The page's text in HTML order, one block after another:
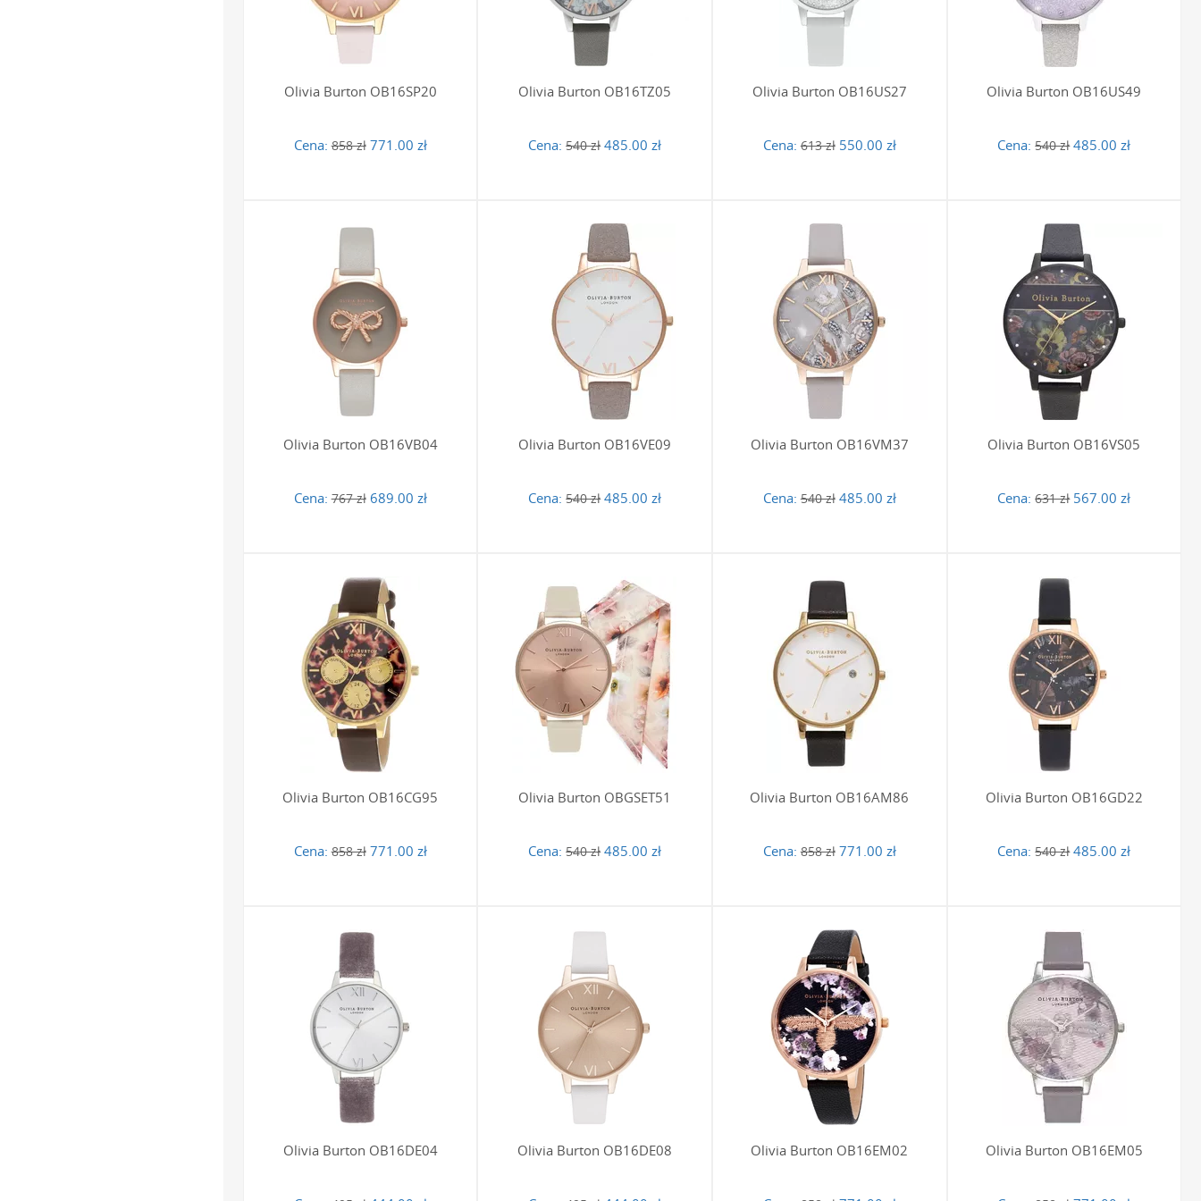
Tak, paski wykonywane są z wysokogatunkowej skóry naturalnej, która przy odpowiedniej pielęgnacji zachowuje swój wygląd i właściwości przez długi
czas. Aby zapewnić im jak najdłuższą żywotność, zaleca się unikanie nadmiernego kontaktu z wodą i kosmetykami oraz regularne czyszczenie
Olivia Burton OB16SP20
Cena: 858 zł 771.00 zł
Olivia Burton OB16TZ05
Cena: 540 zł 485.00 zł
Olivia Burton OB16US27
Cena: 613 zł 550.00 zł
Olivia Burton OB16US49
Cena: 540 zł 485.00 zł
Olivia Burton OB16VB04
Cena: 767 zł 689.00 zł
Olivia Burton OB16VE09
Cena: 540 zł 485.00 zł
Olivia Burton OB16VM37
Cena: 540 zł 485.00 zł
Olivia Burton OB16VS05
Cena: 631 zł 567.00 zł
Olivia Burton OB16CG95
Cena: 858 zł 771.00 zł
Olivia Burton OBGSET51
Cena: 540 zł 485.00 zł
Olivia Burton OB16AM86
Cena: 858 zł 771.00 zł
Olivia Burton OB16GD22
Cena: 540 zł 485.00 zł
Olivia Burton OB16DE04 Olivia Burton OB16DE08 Olivia Burton OB16EM02 Olivia Burton OB16EM05